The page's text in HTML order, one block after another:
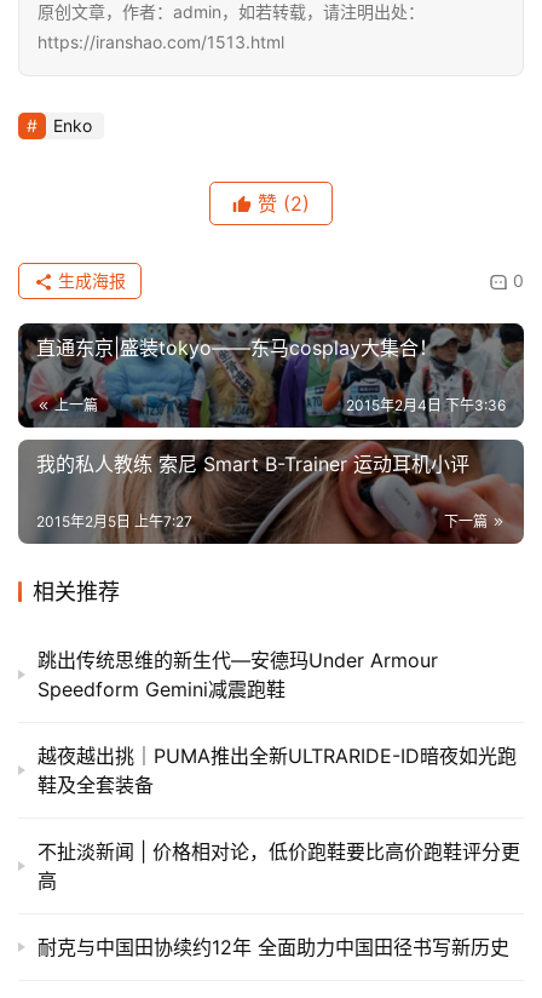
原创文章，作者：admin，如若转载，请注明出处：
https://iranshao.com/1513.html
Enko
赞 (2)
0
生成海报
直通东京|盛装tokyo——东马cosplay大集合！
上一篇 2015年2月4日 下午3:36
我的私人教练 索尼 Smart B-Trainer 运动耳机小评
下一篇
2015年2月5日 上午7:27
相关推荐
跳出传统思维的新生代—安德玛Under Armour
Speedform Gemini减震跑鞋
越夜越出挑｜PUMA推出全新ULTRARIDE-ID暗夜如光跑
鞋及全套装备
不扯淡新闻 | 价格相对论，低价跑鞋要比高价跑鞋评分更
高
耐克与中国田协续约12年 全面助力中国田径书写新历史